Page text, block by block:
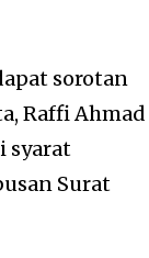
sorotan
Raffi Ahmad
syarat
Surat